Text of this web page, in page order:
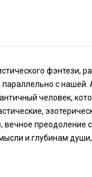
фэнтези,
с нашей.
человек,
вечное
и глубинам